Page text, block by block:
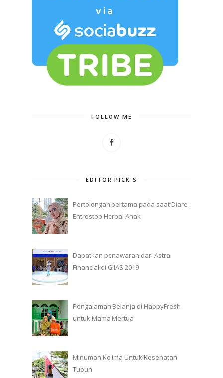
FOLLOW ME
EDITOR PICK'S
Pertolongan pertama pada saat Diare :
Entrostop Herbal Anak
Dapatkan penawaran dari Astra
Financial di GIIAS 2019
Pengalaman Belanja di HappyFresh
untuk Mama Mertua
Minuman Kojima Untuk Kesehatan
Tubuh